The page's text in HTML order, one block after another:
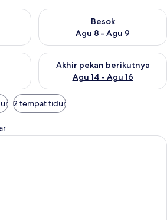
malam ini Agu 7 - Agu 8
Besok
Agu 8 - Agu 9
Periksa ketersediaan untuk
akhir pekan ini Agu 7 - Agu 9
Akhir pekan berikutnya
Agu 14 - Agu 16
Periksa ketersediaan untuk
2 tempat tidur
Kamar Deluks | Seprai premium,